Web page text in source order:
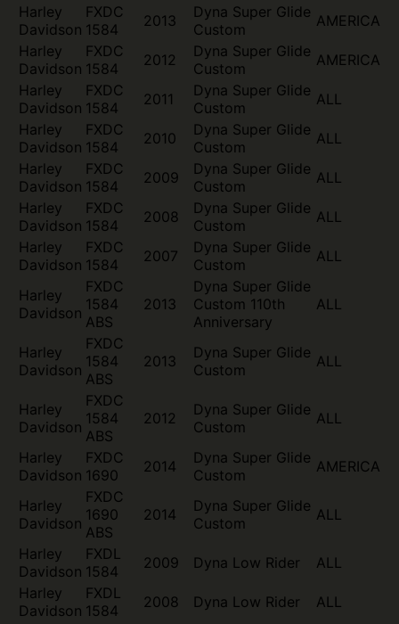
Harley
Davidson
FXDC
1584
2013
Dyna Super Glide
Custom
AMERICA
Harley
Davidson
FXDC
1584
2012
Dyna Super Glide
Custom
AMERICA
Harley
Davidson
FXDC
1584
2011
Dyna Super Glide
Custom
ALL
Harley
Davidson
FXDC
1584
2010
Dyna Super Glide
Custom
ALL
Harley
Davidson
FXDC
1584
2009
Dyna Super Glide
Custom
ALL
Harley
Davidson
FXDC
1584
2008
Dyna Super Glide
Custom
ALL
Harley
Davidson
FXDC
1584
2007
Dyna Super Glide
Custom
ALL
Harley
Davidson
FXDC
1584
ABS
2013
Dyna Super Glide
Custom 110th
Anniversary
ALL
Harley
Davidson
FXDC
1584
ABS
2013
Dyna Super Glide
Custom
ALL
Harley
Davidson
FXDC
1584
ABS
2012
Dyna Super Glide
Custom
ALL
Harley
Davidson
FXDC
1690
2014
Dyna Super Glide
Custom
AMERICA
Harley
Davidson
FXDC
1690
ABS
2014
Dyna Super Glide
Custom
ALL
Harley
Davidson
FXDL
1584
2009 Dyna Low Rider
ALL
Harley
Davidson
FXDL
1584
2008 Dyna Low Rider
ALL